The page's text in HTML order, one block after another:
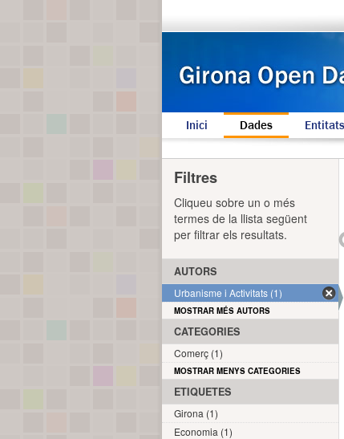
Inici Dades
Filtres
Cliqueu sobre un o més
termes de la llista següent
per filtrar els resultats.
AUTORS
Urbanisme i Activitats (1)
MOSTRAR MÉS AUTORS
CATEGORIES
Comerç (1)
MOSTRAR MENYS CATEGORIES
ETIQUETES
Girona (1)
Economia (1)